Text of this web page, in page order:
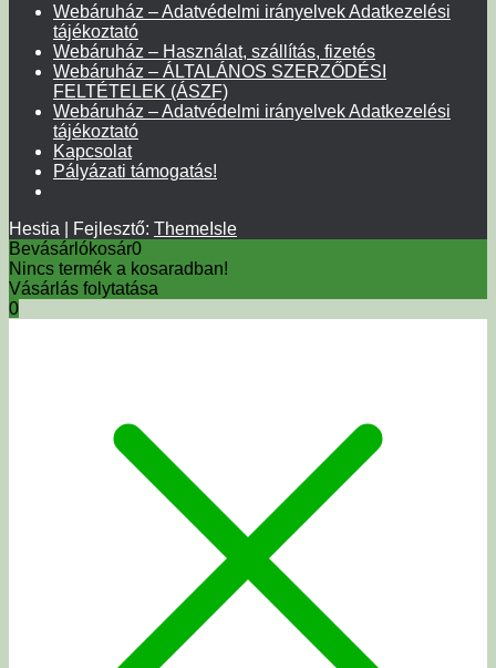
Webáruház – Adatvédelmi irányelvek Adatkezelési
tájékoztató
Webáruház – Használat, szállítás, fizetés
Webáruház – ÁLTALÁNOS SZERZŐDÉSI
FELTÉTELEK (ÁSZF)
Webáruház – Adatvédelmi irányelvek Adatkezelési
tájékoztató
Kapcsolat
Pályázati támogatás!
Hestia | Fejlesztő: ThemeIsle
Bevásárlókosár0
Nincs termék a kosaradban!
Vásárlás folytatása
0